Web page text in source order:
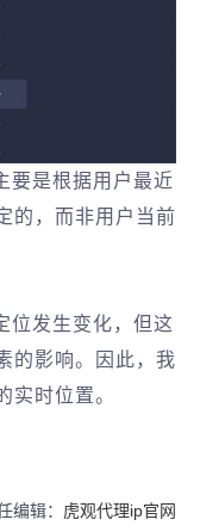
要是根据用户最近
的，而非用户当前
位发生变化，但这
的影响‌。因此，我
实时位置。
编辑： 虎观代理ip官网